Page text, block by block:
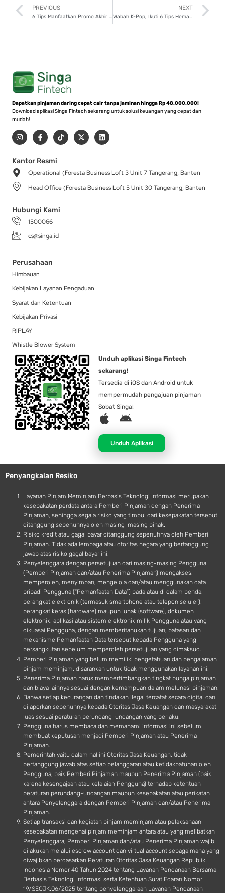
Prev
PREVIOUS
6 Tips Manfaatkan Promo Akhir Tahun 2024
NEXT
Wabah K-Pop, Ikuti 6 Tips Hemat untuk Beli Tiket Konser dan Album Baru
Dapatkan pinjaman daring cepat cair tanpa jaminan hingga Rp 48.000.000!
Download aplikasi Singa Fintech sekarang untuk solusi keuangan yang cepat dan
mudah!
I
n
s
a
g
r
a
m
F
a
c
b
o
-
T
i
k
X
-
t
t
r
L
i
n
i
Kantor Resmi
Operational (Foresta Business Loft 3 Unit 7 Tangerang, Banten
Head Office (Foresta Business Loft 5 Unit 30 Tangerang, Banten
Hubungi Kami
1500066
cs@singa.id
Perusahaan
Himbauan
Kebijakan Layanan Pengaduan
Syarat dan Ketentuan
Kebijakan Privasi
RIPLAY
Whistle Blower System
Unduh aplikasi Singa Fintech
sekarang!
Tersedia di iOS dan Android untuk
mempermudah pengajuan pinjaman
Sobat Singa!
A
p
l
e
A
d
r
o
d
Unduh Aplikasi
Penyangkalan Resiko
Layanan Pinjam Meminjam Berbasis Teknologi Informasi merupakan
kesepakatan perdata antara Pemberi Pinjaman dengan Penerima
Pinjaman, sehingga segala risiko yang timbul dari kesepakatan tersebut
ditanggung sepenuhnya oleh masing-masing pihak.
Risiko kredit atau gagal bayar ditanggung sepenuhnya oleh Pemberi
Pinjaman. Tidak ada lembaga atau otoritas negara yang bertanggung
jawab atas risiko gagal bayar ini.
Penyelenggara dengan persetujuan dari masing-masing Pengguna
(Pemberi Pinjaman dan/atau Penerima Pinjaman) mengakses,
memperoleh, menyimpan, mengelola dan/atau menggunakan data
pribadi Pengguna (“Pemanfaatan Data”) pada atau di dalam benda,
perangkat elektronik (termasuk smartphone atau telepon seluler),
perangkat keras (hardware) maupun lunak (software), dokumen
elektronik, aplikasi atau sistem elektronik milik Pengguna atau yang
dikuasai Pengguna, dengan memberitahukan tujuan, batasan dan
mekanisme Pemanfaatan Data tersebut kepada Pengguna yang
bersangkutan sebelum memperoleh persetujuan yang dimaksud.
Pemberi Pinjaman yang belum memiliki pengetahuan dan pengalaman
pinjam meminjam, disarankan untuk tidak menggunakan layanan ini.
Penerima Pinjaman harus mempertimbangkan tingkat bunga pinjaman
dan biaya lainnya sesuai dengan kemampuan dalam melunasi pinjaman.
Bahwa setiap kecurangan dan tindakan ilegal tercatat secara digital dan
dilaporkan sepenuhnya kepada Otoritas Jasa Keuangan dan masyarakat
luas sesuai peraturan perundang-undangan yang berlaku.
Pengguna harus membaca dan memahami informasi ini sebelum
membuat keputusan menjadi Pemberi Pinjaman atau Penerima
Pinjaman.
Pemerintah yaitu dalam hal ini Otoritas Jasa Keuangan, tidak
bertanggung jawab atas setiap pelanggaran atau ketidakpatuhan oleh
Pengguna, baik Pemberi Pinjaman maupun Penerima Pinjaman (baik
karena kesengajaan atau kelalaian Pengguna) terhadap ketentuan
peraturan perundang-undangan maupun kesepakatan atau perikatan
antara Penyelenggara dengan Pemberi Pinjaman dan/atau Penerima
Pinjaman.
Setiap transaksi dan kegiatan pinjam meminjam atau pelaksanaan
kesepakatan mengenai pinjam meminjam antara atau yang melibatkan
Penyelenggara, Pemberi Pinjaman dan/atau Penerima Pinjaman wajib
dilakukan melalui escrow account dan virtual account sebagaimana yang
diwajibkan berdasarkan Peraturan Otoritas Jasa Keuangan Republik
Indonesia Nomor 40 Tahun 2024 tentang Layanan Pendanaan Bersama
Berbasis Teknologi Informasi serta Ketentuan Surat Edaran Nomor
19/SEOJK.06/2025 tentang penyelenggaraan Layanan Pendanaan